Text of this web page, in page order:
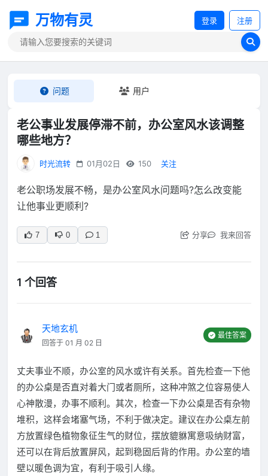
万物有灵 登录 注册
问题 用户
老公事业发展停滞不前，办公室风水该调整
哪些地方？
时光流转 01月02日 150 关注
老公职场发展不畅，是办公室风水问题吗?怎么改变能
让他事业更顺利?
7 0 1 分享 我来回答
1 个回答
天地玄机
回答于 01 月 02 日
最佳答案
丈夫事业不顺，办公室的风水或许有关系。首先检查一下他
的办公桌是否直对着大门或者厕所，这种冲煞之位容易使人
心神散漫，办事不顺利。其次，检查一下办公桌是否有杂物
堆积，这样会堵塞气场，不利于做决定。建议在办公桌左前
方放置绿色植物象征生气的财位，摆放貔貅寓意吸纳财富，
还可以在背后放置屏风，起到稳固后背的作用。办公室的墙
壁以暖色调为宜，有利于吸引人缘。